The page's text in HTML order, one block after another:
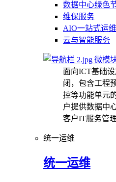
数据中心绿色
维保服务
AIO一站式运
云与智能服务
微模
面向ICT基础
闭，包含工程
控等功能单元
户提供数据中
客户IT服务管
统一运维
统一运维